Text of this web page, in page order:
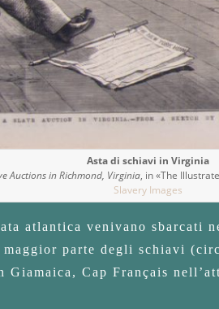
Asta di schiavi in Virginia
Auctions in Richmond, Virginia, in «The
Slavery Images
atlantica venivano sbarcati
parte degli schiavi
Cap Français